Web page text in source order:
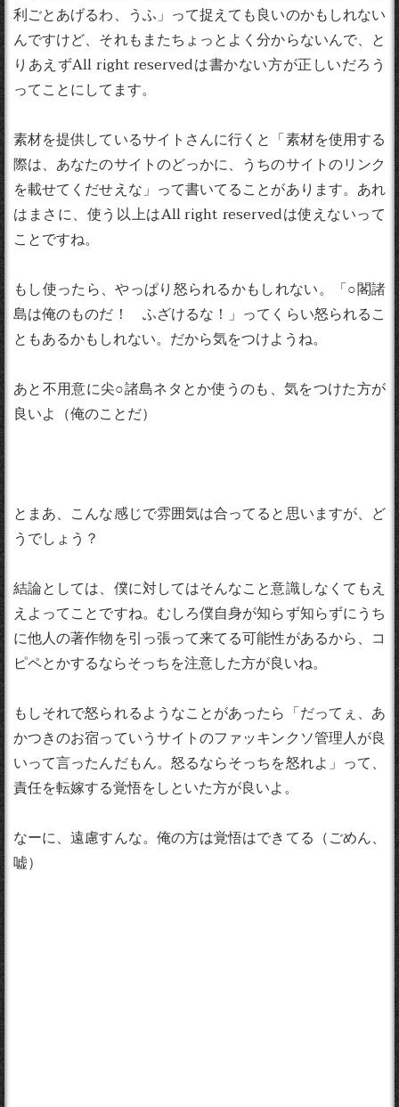
利ごとあげるわ、うふ」って捉えても良いのかもしれない
んですけど、それもまたちょっとよく分からないんで、と
りあえずAll right reservedは書かない方が正しいだろう
ってことにしてます。
素材を提供しているサイトさんに行くと「素材を使用する
際は、あなたのサイトのどっかに、うちのサイトのリンク
を載せてくだせえな」って書いてることがあります。あれ
はまさに、使う以上はAll right reservedは使えないって
ことですね。
もし使ったら、やっぱり怒られるかもしれない。「○閣諸
島は俺のものだ！ ふざけるな！」ってくらい怒られるこ
ともあるかもしれない。だから気をつけようね。
あと不用意に尖○諸島ネタとか使うのも、気をつけた方が
良いよ（俺のことだ）
とまあ、こんな感じで雰囲気は合ってると思いますが、ど
うでしょう？
結論としては、僕に対してはそんなこと意識しなくてもえ
えよってことですね。むしろ僕自身が知らず知らずにうち
に他人の著作物を引っ張って来てる可能性があるから、コ
ピペとかするならそっちを注意した方が良いね。
もしそれで怒られるようなことがあったら「だってぇ、あ
かつきのお宿っていうサイトのファッキンクソ管理人が良
いって言ったんだもん。怒るならそっちを怒れよ」って、
責任を転嫁する覚悟をしといた方が良いよ。
なーに、遠慮すんな。俺の方は覚悟はできてる（ごめん、
嘘）